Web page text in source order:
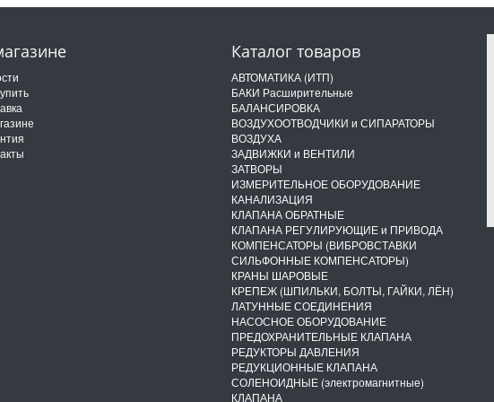
Каталог товаров
АВТОМАТИКА (ИТП)
БАКИ Расширительные
БАЛАНСИРОВКА
ВОЗДУХООТВОДЧИКИ и СИПАРАТОРЫ
ВОЗДУХА
ЗАДВИЖКИ и ВЕНТИЛИ
ЗАТВОРЫ
ИЗМЕРИТЕЛЬНОЕ ОБОРУДОВАНИЕ
КАНАЛИЗАЦИЯ
КЛАПАНА ОБРАТНЫЕ
КЛАПАНА РЕГУЛИРУЮЩИЕ и ПРИВОДА
КОМПЕНСАТОРЫ (ВИБРОВСТАВКИ
СИЛЬФОННЫЕ КОМПЕНСАТОРЫ)
КРАНЫ ШАРОВЫЕ
КРЕПЕЖ (ШПИЛЬКИ, БОЛТЫ, ГАЙКИ, ЛЁН)
ЛАТУННЫЕ СОЕДИНЕНИЯ
НАСОСНОЕ ОБОРУДОВАНИЕ
ПРЕДОХРАНИТЕЛЬНЫЕ КЛАПАНА
РЕДУКТОРЫ ДАВЛЕНИЯ
РЕДУКЦИОННЫЕ КЛАПАНА
СОЛЕНОИДНЫЕ (электромагнитные)
КЛАПАНА